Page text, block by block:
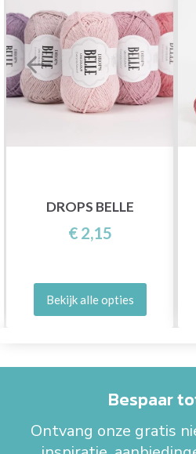
DROPS BELLE
€ 2,15
Bekijk alle opties
Bespaar
Ontvang onze gratis